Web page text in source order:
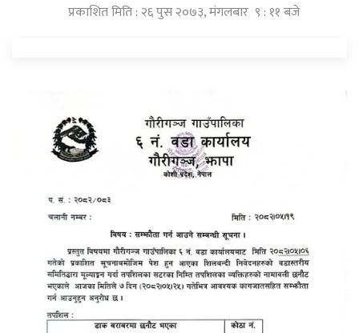
प्रकाशित मिति : २६ पुस २०७३, मंगलबार ९ : ११ बजे